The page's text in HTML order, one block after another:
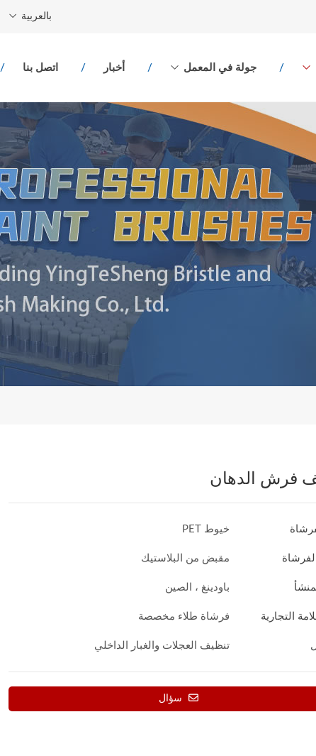
بالعربية
جولة في المعمل أخبار اتصل بنا
فرش الدهان
خيوط PET
مقبض من البلاستيك
باودينغ ، الصين
التجارية فرشاة طلاء مخصصة
تنظيف العجلات والغبار الداخلي
سؤال